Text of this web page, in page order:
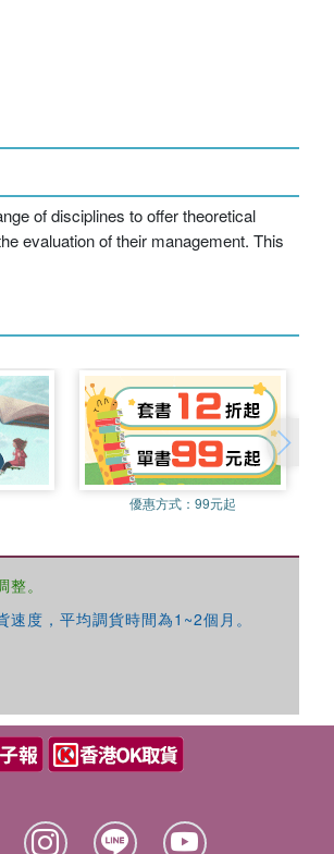
of disciplines to offer theoretical
evaluation of their management. This
優惠方式：99元起
。
度，平均調貨時間為1~2個月。